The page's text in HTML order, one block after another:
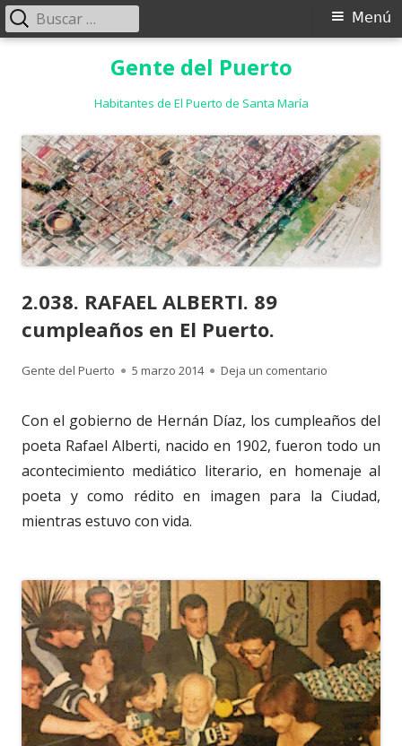
Gente del Puerto
Habitantes de El Puerto de Santa María
Menú
Menú
Buscar:
2.038. RAFAEL ALBERTI. 89
cumpleaños en El Puerto.
Autor
Gente del Puerto
Publicado
5 marzo 2014 Deja un comentario
Con el gobierno de Hernán Díaz, los cumpleaños del
poeta Rafael Alberti, nacido en 1902, fueron todo un
acontecimiento mediático literario, en homenaje al
poeta y como rédito en imagen para la Ciudad,
mientras estuvo con vida.